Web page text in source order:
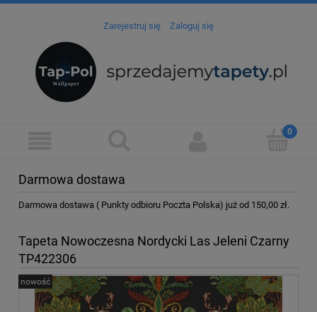
Zarejestruj się Zaloguj się
Darmowa dostawa
Darmowa dostawa ( Punkty odbioru Poczta Polska) już od 150,00 zł.
Tapeta Nowoczesna Nordycki Las Jeleni Czarny
TP422306
nowość